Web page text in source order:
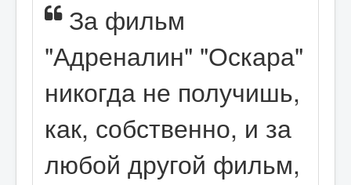
Поиск
За фильм
"Адреналин" "Оскара"
никогда не получишь,
как, собственно, и за
любой другой фильм,